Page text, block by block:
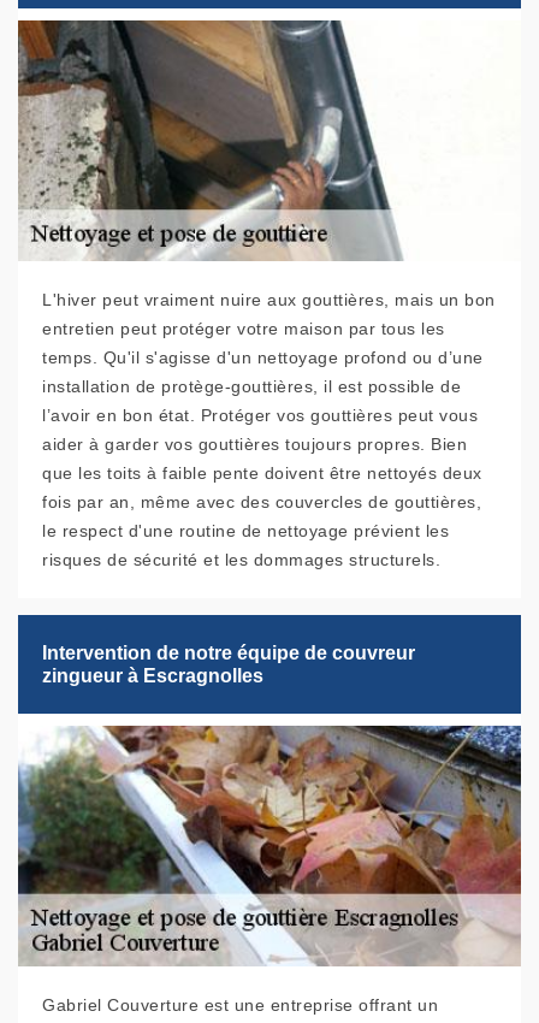
L'hiver peut vraiment nuire aux gouttières, mais un bon
entretien peut protéger votre maison par tous les
temps. Qu'il s'agisse d'un nettoyage profond ou d’une
installation de protège-gouttières, il est possible de
l’avoir en bon état. Protéger vos gouttières peut vous
aider à garder vos gouttières toujours propres. Bien
que les toits à faible pente doivent être nettoyés deux
fois par an, même avec des couvercles de gouttières,
le respect d'une routine de nettoyage prévient les
risques de sécurité et les dommages structurels.
Intervention de notre équipe de couvreur
zingueur à Escragnolles
Gabriel Couverture est une entreprise offrant un